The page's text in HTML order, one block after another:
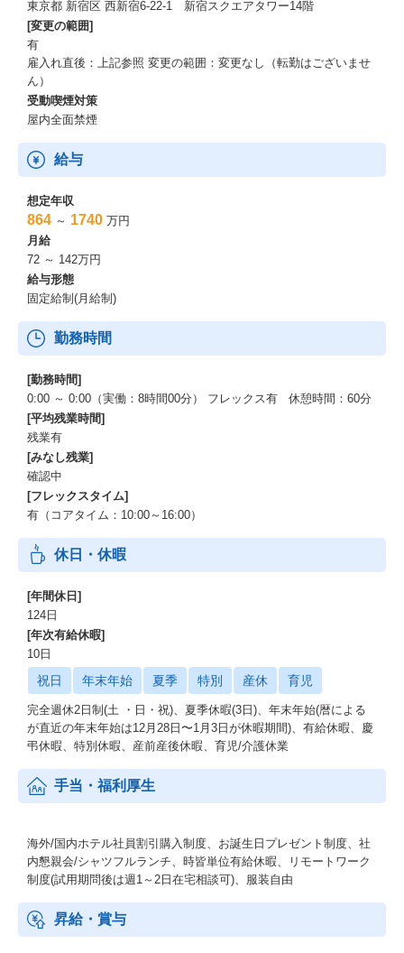
東京都 新宿区 西新宿6-22-1 新宿スクエアタワー14階
[変更の範囲]
有
雇入れ直後：上記参照 変更の範囲：変更なし（転勤はございませ
ん）
受動喫煙対策
屋内全面禁煙
給与
想定年収
864 ～ 1740 万円
月給
72 ～ 142万円
給与形態
固定給制(月給制)
勤務時間
[勤務時間]
0:00 ～ 0:00（実働：8時間00分） フレックス有 休憩時間：60分
[平均残業時間]
残業有
[みなし残業]
確認中
[フレックスタイム]
有（コアタイム：10:00～16:00）
休日・休暇
[年間休日]
124日
[年次有給休暇]
10日
祝日 年末年始 夏季 特別 産休 育児
完全週休2日制(土 ・日・祝)、夏季休暇(3日)、年末年始(暦による
が直近の年末年始は12月28日〜1月3日が休暇期間)、有給休暇、慶
弔休暇、特別休暇、産前産後休暇、育児/介護休業
手当・福利厚生
海外/国内ホテル社員割引購入制度、お誕生日プレゼント制度、社
内懇親会/シャツフルランチ、時皆単位有給休暇、リモートワーク
制度(試用期問後は週1～2日在宅相談可)、服装自由
昇給・賞与